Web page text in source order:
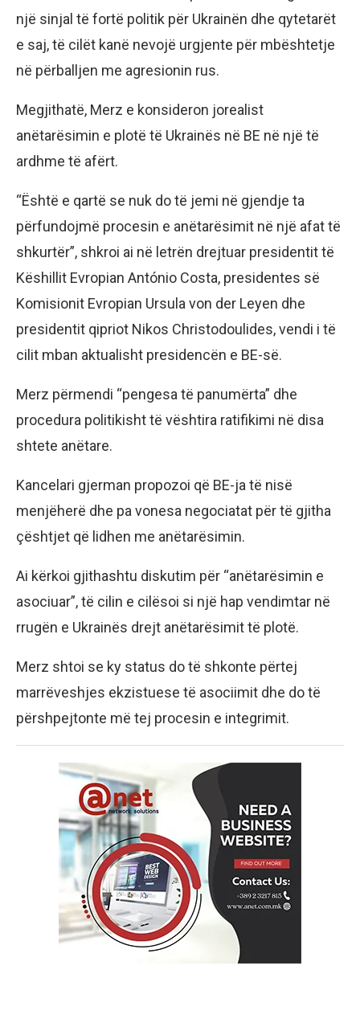
një sinjal të fortë politik për Ukrainën dhe qytetarët
e saj, të cilët kanë nevojë urgjente për mbështetje
në përballjen me agresionin rus.
Megjithatë, Merz e konsideron jorealist
anëtarësimin e plotë të Ukrainës në BE në një të
ardhme të afërt.
“Është e qartë se nuk do të jemi në gjendje ta
përfundojmë procesin e anëtarësimit në një afat të
shkurtër”, shkroi ai në letrën drejtuar presidentit të
Këshillit Evropian António Costa, presidentes së
Komisionit Evropian Ursula von der Leyen dhe
presidentit qipriot Nikos Christodoulides, vendi i të
cilit mban aktualisht presidencën e BE-së.
Merz përmendi “pengesa të panumërta” dhe
procedura politikisht të vështira ratifikimi në disa
shtete anëtare.
Kancelari gjerman propozoi që BE-ja të nisë
menjëherë dhe pa vonesa negociatat për të gjitha
çështjet që lidhen me anëtarësimin.
Ai kërkoi gjithashtu diskutim për “anëtarësimin e
asociuar”, të cilin e cilësoi si një hap vendimtar në
rrugën e Ukrainës drejt anëtarësimit të plotë.
Merz shtoi se ky status do të shkonte përtej
marrëveshjes ekzistuese të asociimit dhe do të
përshpejtonte më tej procesin e integrimit.